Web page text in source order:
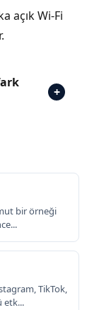
açık Wi-Fi
+
bir örneği
TikTok,
etk...